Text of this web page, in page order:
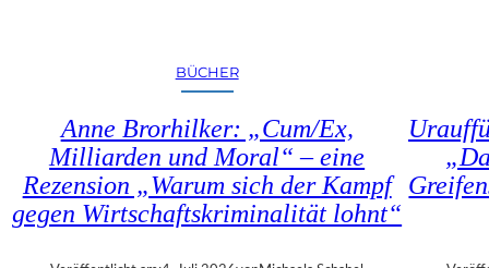
Z
A
R
T
D
O
U
BÜCHER
Anne Brorhilker: „Cum/Ex,
Milliarden und Moral“ – eine
Rezension „Warum sich der Kampf
gegen Wirtschaftskriminalität lohnt“